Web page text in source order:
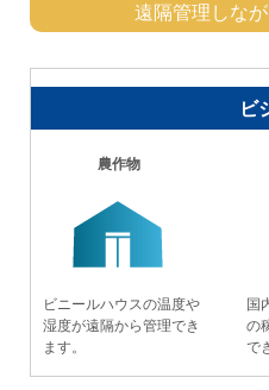
遠隔管理しな
ビ
農作物
ビニールハウスの温度や
湿度が遠隔から管理でき
ます。
国
の
で